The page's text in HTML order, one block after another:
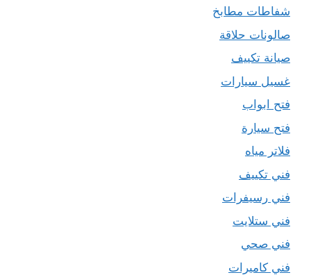
شفاطات مطابخ
صالونات حلاقة
صيانة تكييف
غسيل سيارات
فتح ابواب
فتح سيارة
فلاتر مياه
فني تكييف
فني رسيفرات
فني ستلايت
فني صحي
فني كاميرات